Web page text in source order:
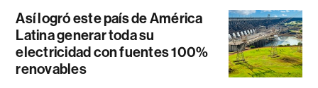
Así logró este país de América
Latina generar toda su
electricidad con fuentes 100%
renovables